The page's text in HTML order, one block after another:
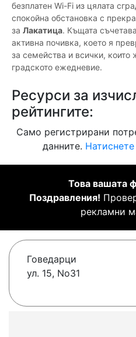
безплатен Wi-Fi из цялата
спокойна обстановка с
за Лакатица. Къщата
активна почивка, което я
за семейства и всички, които
градското ежедневие.
Ресурси за
рейтингите:
Само регистрирани
данните.
Това вашата
Поздравления!
рекламни
Говедарци
ул. 15, No31